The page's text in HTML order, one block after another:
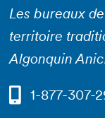
Les bureaux
territoire
Algonquin
1-877-307-